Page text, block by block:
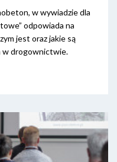
w wywiadzie dla
odpowiada na
jest oraz jakie są
w drogownictwie.